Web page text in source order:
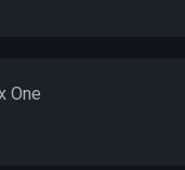
One